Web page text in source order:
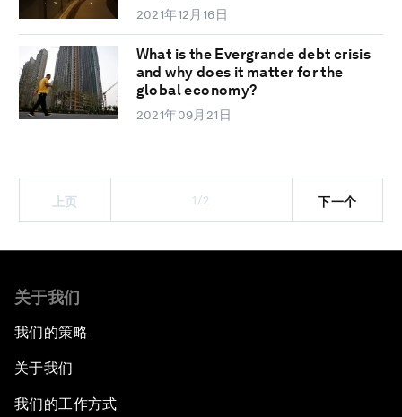
2021年12月16日
What is the Evergrande debt crisis
and why does it matter for the
global economy?
2021年09月21日
上页 1/2 下一个
关于我们
我们的策略
关于我们
我们的工作方式